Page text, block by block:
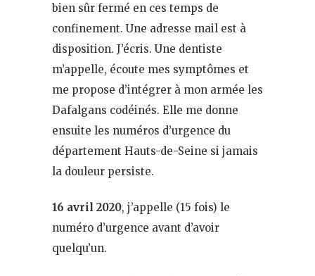
bien sûr fermé en ces temps de
confinement. Une adresse mail est à
disposition. J’écris. Une dentiste
m’appelle, écoute mes symptômes et
me propose d’intégrer à mon armée les
Dafalgans codéinés. Elle me donne
ensuite les numéros d’urgence du
département Hauts-de-Seine si jamais
la douleur persiste.
16 avril 2020, j’appelle (15 fois) le
numéro d’urgence avant d’avoir
quelqu’un.